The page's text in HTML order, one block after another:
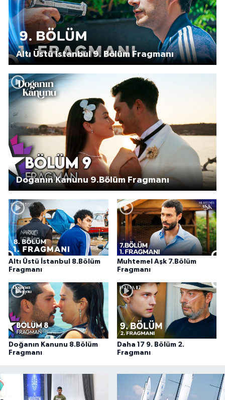
Altı Üstü İstanbul 9. Bölüm Fragmanı
Doğanın Kanunu 9.Bölüm Fragmanı
Altı Üstü İstanbul 8.Bölüm
Fragmanı
Muhtemel Aşk 7.Bölüm
Fragmanı
Doğanın Kanunu 8.Bölüm
Fragmanı
Daha 17 9. Bölüm 2.
Fragmanı